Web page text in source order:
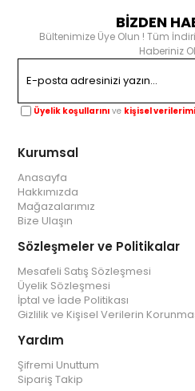
BİZDEN
Bültenimize Üye Olun ! Tüm
Haberiniz
Üyelik koşullarını ve kişisel
Kurumsal
Anasayfa
Hakkımızda
Mağazalarımız
Bize Ulaşın
Sözleşmeler ve Politikalar
Mesafeli Satış Sözleşmesi
Üyelik Sözleşmesi
İptal ve İade Politikası
Gizlilik ve Kişisel Verilerin
Yardım
Şifremi Unuttum
Sipariş Takip